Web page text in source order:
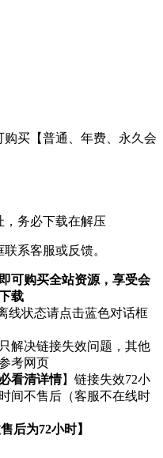
购买【普通、年费、永久会
，务必下载在解压
系客服或反馈。
可购买全站资源，享受会
载
线状态请点击蓝色对话框
解决链接失效问题，其他
考网页
看清详情】链接失效72小
间不售后（客服不在线时
后为72小时】